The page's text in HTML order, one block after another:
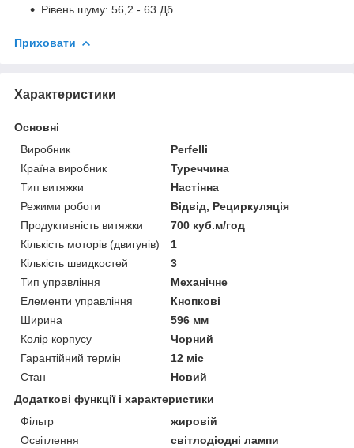
Рівень шуму: 56,2 - 63 Дб.
Приховати
Характеристики
Основні
Виробник
Perfelli
Країна виробник
Туреччина
Тип витяжки
Настінна
Режими роботи
Відвід, Рециркуляція
Продуктивність витяжки
700 куб.м/год
Кількість моторів (двигунів)
1
Кількість швидкостей
3
Тип управління
Механічне
Елементи управління
Кнопкові
Ширина
596 мм
Колір корпусу
Чорний
Гарантійний термін
12 міс
Стан
Новий
Додаткові функції і характеристики
Фільтр
жировій
Освітлення
світлодіодні лампи